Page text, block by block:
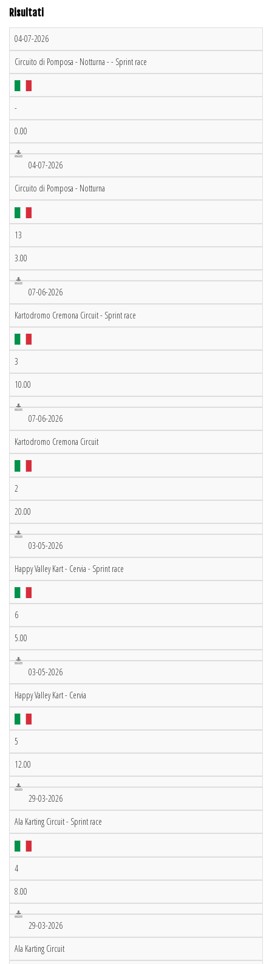
Risultati
04-07-2026
Circuito di Pomposa - Notturna - - Sprint race
-
0.00
04-07-2026
Circuito di Pomposa - Notturna
13
3.00
07-06-2026
Kartodromo Cremona Circuit - Sprint race
3
10.00
07-06-2026
Kartodromo Cremona Circuit
2
20.00
03-05-2026
Happy Valley Kart - Cervia - Sprint race
6
5.00
03-05-2026
Happy Valley Kart - Cervia
5
12.00
29-03-2026
Ala Karting Circuit - Sprint race
4
8.00
29-03-2026
Ala Karting Circuit